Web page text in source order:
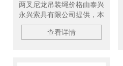
两叉尼龙吊装绳价格由泰兴
永兴索具有限公司提供，本
公司定制卷板吊钩，吊带，
钢丝绳，美国杜邦丝引纸绳
查看详情